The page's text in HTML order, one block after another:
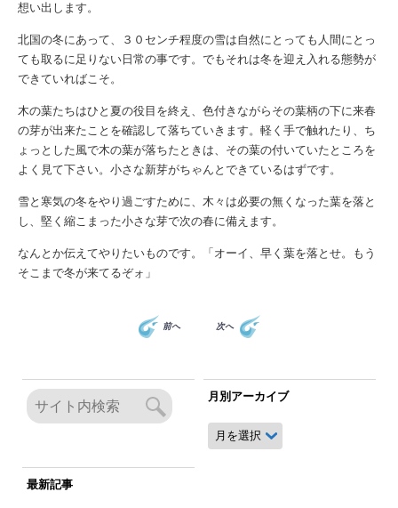
想い出します。
北国の冬にあって、３０センチ程度の雪は自然にとっても人間にとっ
ても取るに足りない日常の事です。でもそれは冬を迎え入れる態勢が
できていればこそ。
木の葉たちはひと夏の役目を終え、色付きながらその葉柄の下に来春
の芽が出来たことを確認して落ちていきます。軽く手で触れたり、ち
ょっとした風で木の葉が落ちたときは、その葉の付いていたところを
よく見て下さい。小さな新芽がちゃんとできているはずです。
雪と寒気の冬をやり過ごすために、木々は必要の無くなった葉を落と
し、堅く縮こまった小さな芽で次の春に備えます。
なんとか伝えてやりたいものです。「オーイ、早く葉を落とせ。もう
そこまで冬が来てるぞォ」
前へ 次へ
月別アーカイブ
月
別
最新記事